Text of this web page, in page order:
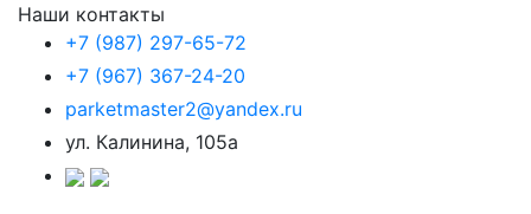
Наши контакты
+7 (987) 297-65-72
+7 (967) 367-24-20
parketmaster2@yandex.ru
ул. Калинина, 105а